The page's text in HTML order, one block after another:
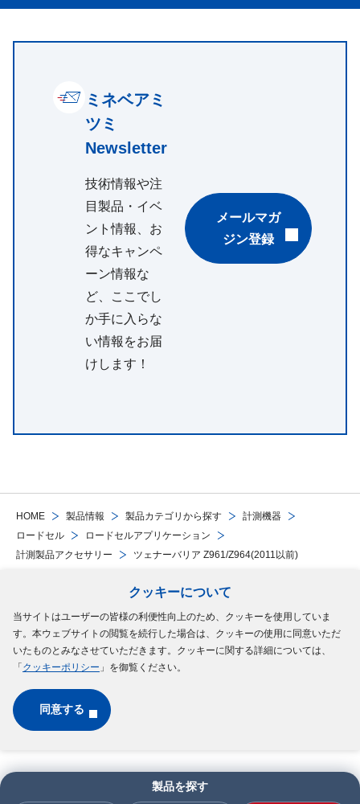
クッキーについて
当サイトはユーザーの皆様の利便性向上のため、クッキーを使用していま
す。本ウェブサイトの閲覧を続行した場合は、クッキーの使用に同意いただ
いたものとみなさせていただきます。クッキーに関する詳細については、
「 クッキーポリシー 」を御覧ください。
同意する
HOME 製品情報 製品カテゴリから探す
計測機器
ロードセル
ロードセルアプリケーション
計測製品アクセサリー
ツェナーバリア Z961/Z964(2011以前)
製品を探す
ミネベアミ
ツミ
Newsletter
技術情報や注
目製品・イベ
ント情報、お
得なキャンペ
ーン情報な
ど、ここでし
か手に入らな
い情報をお届
けします！
メールマガ
ジン登録
サイトマップご利用規約個人情報の保護についてクッキーポリシー
ソーシャルメディアポリシー
Copyright © MinebeaMitsumi Inc. All rights reserved.​